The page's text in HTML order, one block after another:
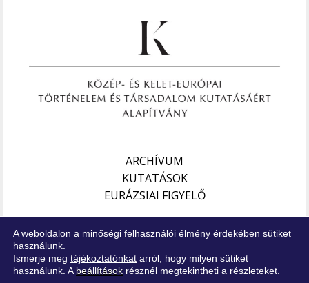
ARCHÍVUM
KUTATÁSOK
EURÁZSIAI FIGYELŐ
Impresszum
Adatkezelési tájékoztató
A weboldalon a minőségi felhasználói élmény érdekében sütiket
használunk.
Ismerje meg tájékoztatónkat arról, hogy milyen sütiket
használunk. A beállítások résznél megtekintheti a részleteket.